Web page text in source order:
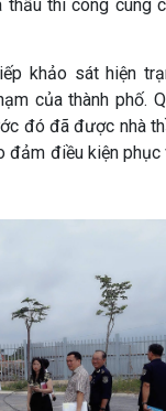
thi công cùng
khảo sát hiện
của thành phố.
đó đã được nhà
đảm điều kiện phục